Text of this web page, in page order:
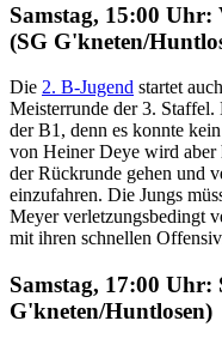
Samstag, 15:00
(SG G'kneten/
Die 2. B-Jugend startet
Meisterrunde der 3.
der B1, denn es konnte
von Heiner Deye wird aber
der Rückrunde gehen und
einzufahren. Die Jungs
Meyer verletzungsbedingt
mit ihren schnellen
Samstag, 17:00
G'kneten/Huntlosen)